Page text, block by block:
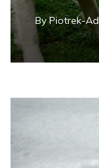
ByPiotrek-